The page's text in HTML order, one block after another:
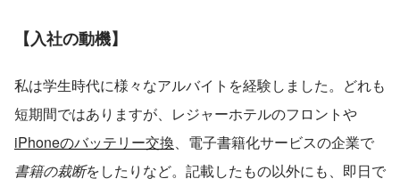
【入社の動機】
私は学生時代に様々なアルバイトを経験しました。どれも
短期間ではありますが、レジャーホテルのフロントや
iPhoneのバッテリー交換、電子書籍化サービスの企業で
書籍の裁断をしたりなど。記載したもの以外にも、即日で